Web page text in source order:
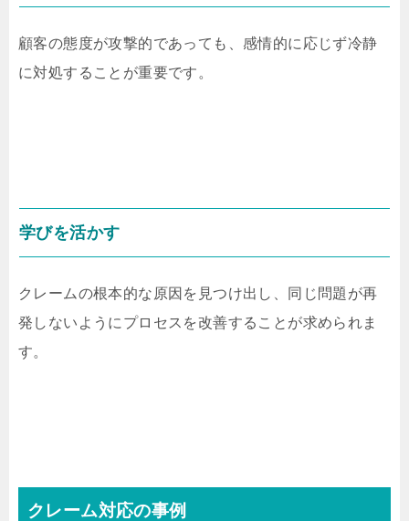
顧客の態度が攻撃的であっても、感情的に応じず冷静
に対処することが重要です。
学びを活かす
クレームの根本的な原因を見つけ出し、同じ問題が再
発しないようにプロセスを改善することが求められま
す。
クレーム対応の事例